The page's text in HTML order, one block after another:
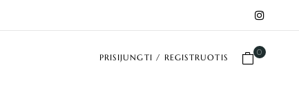
PRISIJUNGTI / REGISTRUOTIS
0